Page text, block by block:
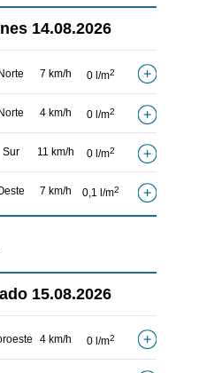
14.08.2026
Norte 7 km/h 0 l/m2
Norte 4 km/h 0 l/m2
Sur 11 km/h 0 l/m2
7 km/h 0,1 l/m2
15.08.2026
4 km/h 0 l/m2